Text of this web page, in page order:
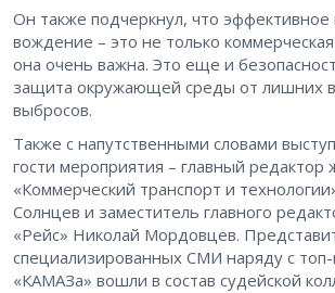
Он также подчеркнул, что эффективное
вождение – это не только
она очень важна. Это еще и
защита окружающей среды от лишних
выбросов.
Также с напутственными словами
гости мероприятия – главный редактор
«Коммерческий транспорт и
Солнцев и заместитель главного
«Рейс» Николай Мордовцев.
специализированных СМИ наряду с
«КАМАЗа» вошли в состав судейской